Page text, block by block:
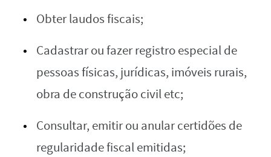
Obter laudos fiscais;
Cadastrar ou fazer registro especial de
pessoas físicas, jurídicas, imóveis rurais,
obra de construção civil etc;
Consultar, emitir ou anular certidões de
regularidade fiscal emitidas;